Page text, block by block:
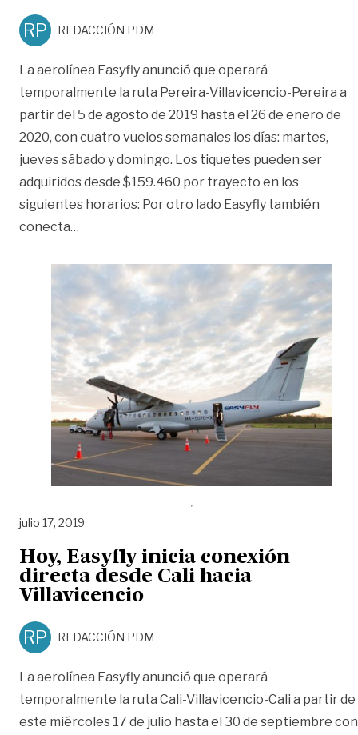
RP REDACCIÓN PDM
La aerolínea Easyfly anunció que operará
temporalmente la ruta Pereira-Villavicencio-Pereira a
partir del 5 de agosto de 2019 hasta el 26 de enero de
2020, con cuatro vuelos semanales los días: martes,
jueves sábado y domingo. Los tiquetes pueden ser
adquiridos desde $159.460 por trayecto en los
siguientes horarios: Por otro lado Easyfly también
conecta…
julio 17, 2019
Hoy, Easyfly inicia conexión
directa desde Cali hacia
Villavicencio
RP REDACCIÓN PDM
La aerolínea Easyfly anunció que operará
temporalmente la ruta Cali-Villavicencio-Cali a partir de
este miércoles 17 de julio hasta el 30 de septiembre con